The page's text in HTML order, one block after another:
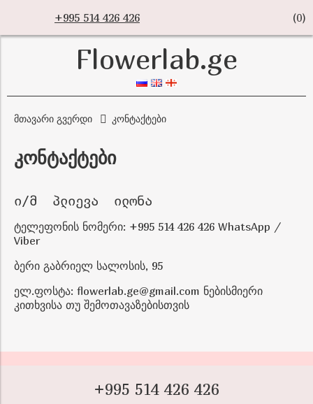
+995 514 426 426 (0)
Flowerlab.ge
მთავარი გვერდი კონტაქტები
კონტაქტები
ი/მ  პლიევა  ილონა
ტელეფონის ნომერი: +995 514 426 426 WhatsApp /
Viber
ბერი გაბრიელ სალოსის, 95
ელ.ფოსტა: flowerlab.ge@gmail.com ნებისმიერი
კითხვისა თუ შემოთავაზებისთვის
+995 514 426 426